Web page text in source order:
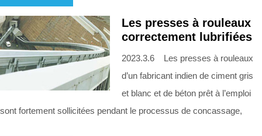
Les presses à rouleaux
correctement lubrifiées
2023.3.6 Les presses à rouleaux
d’un fabricant indien de ciment gris
et blanc et de béton prêt à l’emploi
sont fortement sollicitées pendant le processus de concassage,